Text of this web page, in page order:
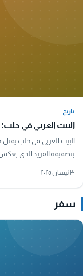
تاريخ
البيت العربي في حلب:
البيت العربي في حلب يمثل
بتصميمه الفريد الذي يعكس
٣ نيسان ٢٠٢٥
سفر